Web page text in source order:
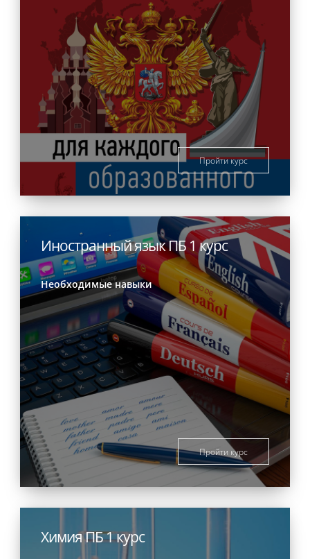
Пройти курс
Иностранный язык ПБ 1 курс
Необходимые навыки
Пройти курс
Химия ПБ 1 курс